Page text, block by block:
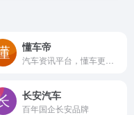
懂车帝
长安汽车
百年国企长安品牌